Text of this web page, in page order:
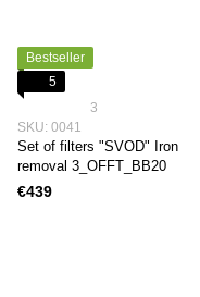
Bestseller
5
3
SKU: 0041
Set of filters "SVOD" Iron
removal 3_OFFT_BB20
€439